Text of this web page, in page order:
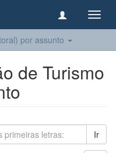
por assunto
de Turismo
Ir